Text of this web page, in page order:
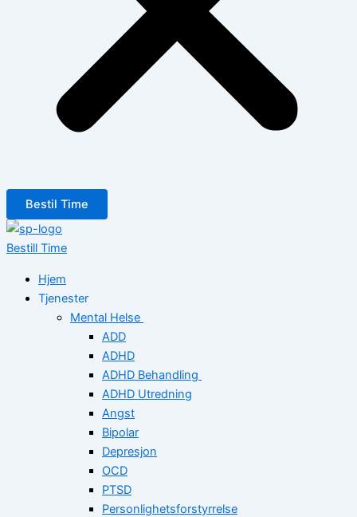
Bestil Time
Bestill Time
Hjem
Tjenester
Mental Helse
ADD
ADHD
ADHD Behandling
ADHD Utredning
Angst
Bipolar
Depresjon
OCD
PTSD
Personlighetsforstyrrelse